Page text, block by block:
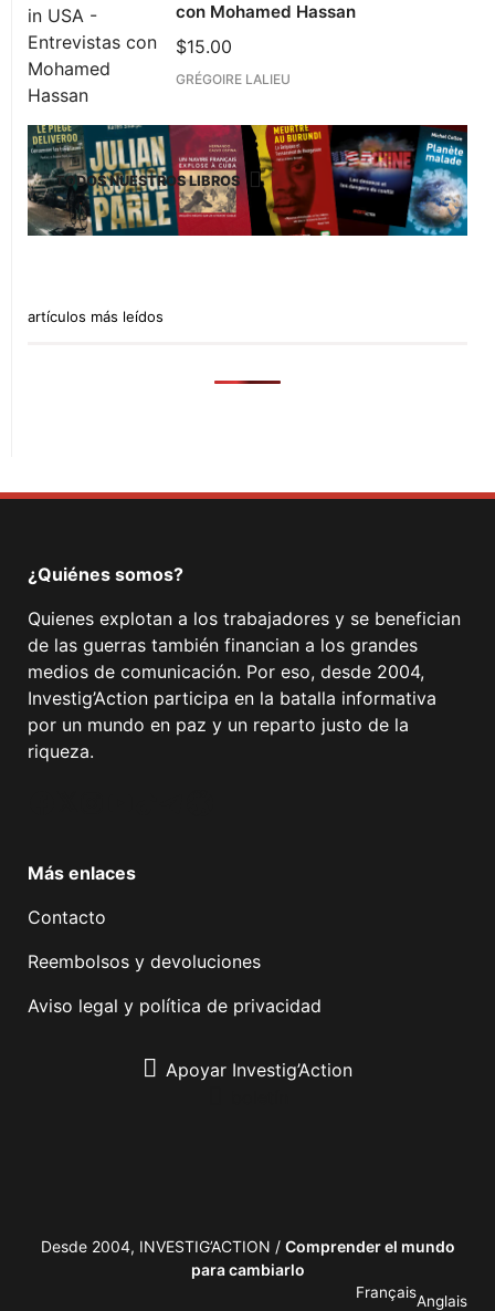
con Mohamed Hassan
$15.00
GRÉGOIRE LALIEU
TODOS NUESTROS LIBROS
artículos más leídos
¿Quiénes somos?
Quienes explotan a los trabajadores y se benefician
de las guerras también financian a los grandes
medios de comunicación. Por eso, desde 2004,
Investig’Action participa en la batalla informativa
por un mundo en paz y un reparto justo de la
riqueza.
Más enlaces
Contacto
Reembolsos y devoluciones
Aviso legal y política de privacidad
Apoyar Investig’Action
Desde 2004, INVESTIG’ACTION / Comprender el mundo
para cambiarlo
FrançaisAnglais